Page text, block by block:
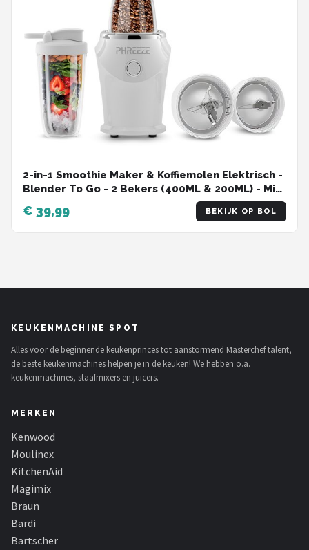
2-in-1 Smoothie Maker & Koffiemolen Elektrisch -
Blender To Go - 2 Bekers (400ML & 200ML) - Mini
€ 39,99 BEKIJK OP BOL
KEUKENMACHINE SPOT
Alles voor de beginnende keukenprinces tot aanstormend Masterchef talent,
de beste keukenmachines helpen je in de keuken! We hebben o.a.
keukenmachines, staafmixers en juicers.
MERKEN
Kenwood
Moulinex
KitchenAid
Magimix
Braun
Bardi
Bartscher